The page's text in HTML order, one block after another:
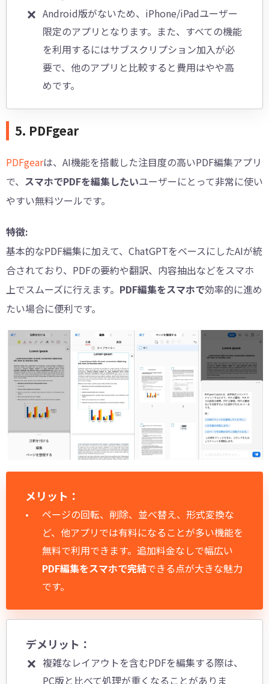
Android版がないため、iPhone/iPadユーザー
限定のアプリとなります。また、すべての機能
を利用するにはサブスクリプション加入が必
要で、他のアプリと比較すると費用はやや高
めです。
5. PDFgear
PDFgearは、AI機能を搭載した注目度の高いPDF編集アプリ
で、 スマホでPDFを編集したいユーザーにとって非常に使い
やすい無料ツールです。
特徴:
基本的なPDF編集に加えて、ChatGPTをベースにしたAIが統
合されており、PDFの要約や翻訳、内容抽出などをスマホ
上でスムーズに行えます。 PDF編集をスマホで効率的に進め
たい場合に便利です。
メリット：
ページの回転、削除、並べ替え、形式変換な
ど、他アプリでは有料になることが多い機能を
無料で利用できます。追加料金なしで幅広い
PDF編集をスマホで完結できる点が大きな魅力
です。
デメリット：
複雑なレイアウトを含むPDFを編集する際は、
PC版と比べて処理が重くなることがありま